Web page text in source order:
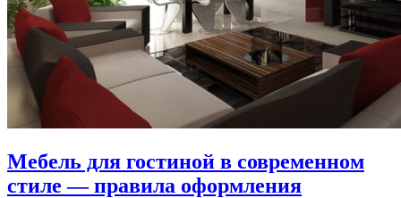
Мебель для гостиной в современном
стиле — правила оформления